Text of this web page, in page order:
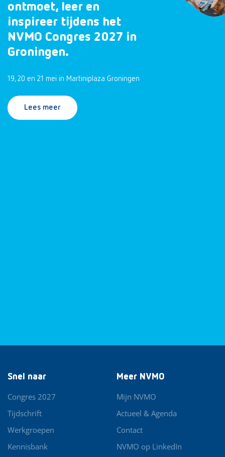
ontmoet, leer en
inspireer tijdens het
NVMO Congres 2027 in
Groningen.
19, 20 en 21 mei in Martiniplaza Groningen
Lees meer
Snel naar
Congres 2027
Tijdschrift
Werkgroepen
Kennisbank
Meer NVMO
Mijn NVMO
Actueel & Agenda
Contact
NVMO op LinkedIn